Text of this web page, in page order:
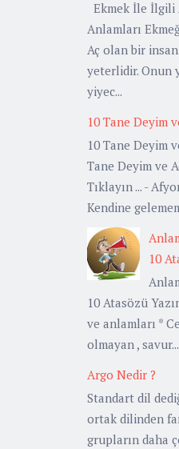
Ekmek İle İlgili
Anlamları
Aç olan bir
yeterlidir. Onun
yiyec...
10 Tane Deyim
10 Tane Deyim
Tane Deyim ve
Tıklayın ... -
Kendine
10
10 Atasözü
ve anlamları *
olmayan , savur...
Argo Nedir ?
Standart dil
ortak dilinden
grupların daha